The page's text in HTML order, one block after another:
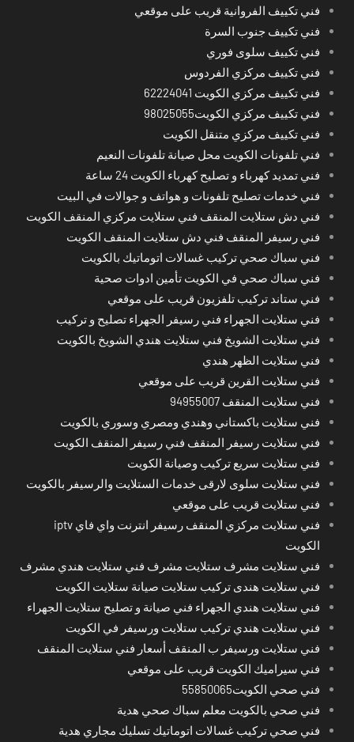
فني تكييف الفروانية قريب على موقعي
فني تكييف جنوب السرة
فني تكييف سلوى فوري
فني تكييف مركزي الفردوس
فني تكييف مركزي الكويت 62224041
فني تكييف مركزي الكويت98025055
فني تكييف مركزي متنقل الكويت
فني تلفونات الكويت محل صيانة تلفونات النعيم
فني تمديد كهرباء و تصليح كهرباء الكويت 24 ساعة
فني خدمات تصليح تلفونات و هواتف و جوالات في البيت
فني دش ستلايت المنقف فني ستلايت مركزي المنقف الكويت
فني رسيفر المنقف فني دش ستلايت المنقف الكويت
فني سباك صحي تركيب غسالات اتوماتيك بالكويت
فني سباك صحي في الكويت تأمين ادوات صحية
فني ستاند تركيب تلفزيون قريب على موقعي
فني ستلايت الجهراء فني رسيفر الجهراء تصليح و تركيب
فني ستلايت الشويخ فني ستلايت هندي الشويخ بالكويت
فني ستلايت الظهر هندي
فني ستلايت القرين قريب على موقعي
فني ستلايت المنقف 94955007
فني ستلايت باكستاني وهندي ومصري وسوري بالكويت
فني ستلايت رسيفر المنقف فني رسيفر المنقف الكويت
فني ستلايت سريع تركيب وصيانة الكويت
فني ستلايت سلوى لارقى خدمات الستلايت والرسيفر بالكويت
فني ستلايت قريب على موقعي
فني ستلايت مركزي المنقف رسيفر انترنت واي فاي iptv
الكويت
فني ستلايت مشرف ستلايت مشرف فني ستلايت هندي مشرف
فني ستلايت هندى تركيب ستلايت صيانة ستلايت الكويت
فني ستلايت هندي الجهراء فني صيانة و تصليح ستلايت الجهراء
فني ستلايت هندي تركيب ستلايت ورسيفر في الكويت
فني ستلايت ورسيفر ب المنقف أسعار فني ستلايت المنقف
فني سيراميك الكويت قريب على موقعي
فني صحي الكويت55850065
فني صحي بالكويت معلم سباك صحي هدية
فني صحي تركيب غسالات اتوماتيك تسليك مجاري هدية